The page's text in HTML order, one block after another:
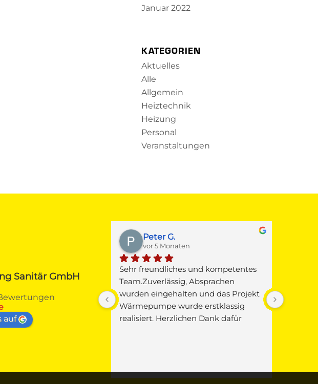
Januar 2022
KATEGORIEN
Aktuelles
Alle
Allgemein
Heiztechnik
Heizung
Personal
Veranstaltungen
Sanitär GmbH
auf
nach Beratungs- und
den Zuschlag
meines über 40
Gasheizkessel
Pellet -
Peter G.
vor 5 Monaten
Sehr freundliches und kompetentes
Team.Zuverlässig, Absprachen
wurden eingehalten und das Projekt
Wärmepumpe wurde erstklassig
realisiert. Herzlichen Dank dafür